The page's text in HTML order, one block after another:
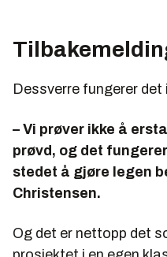
Dessverre fungerer det
– Vi prøver ikke å
prøvd, og det
stedet å gjøre legen
Christensen.
Og det er nettopp det